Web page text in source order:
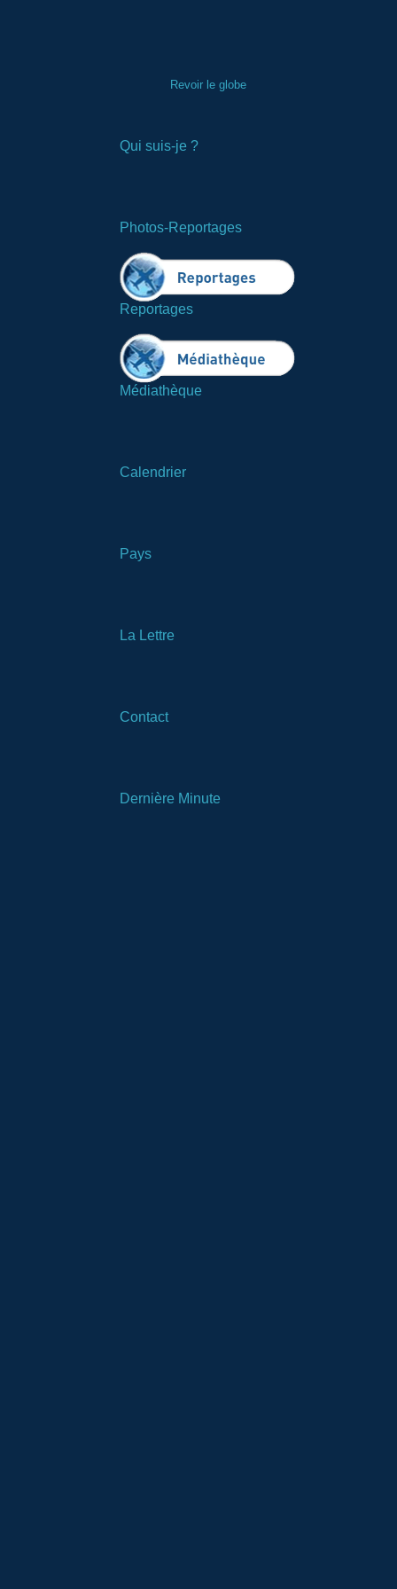
Revoir le globe
Qui suis-je ?
Photos-Reportages
Reportages
Médiathèque
Calendrier
Pays
La Lettre
Contact
Dernière Minute